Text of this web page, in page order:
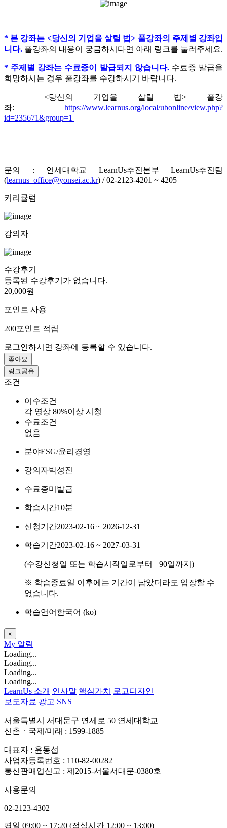
* 본 강좌는 <당신의 기업을 살릴 법> 풀강좌의 주제별 강좌입
니다. 풀강좌의 내용이 궁금하시다면 아래 링크를 눌러주세요.
* 주제별 강좌는 수료증이 발급되지 않습니다. 수료증 발급을
희망하시는 경우 풀강좌를 수강하시기 바랍니다.
<당신의 기업을 살릴 법> 풀강
좌:
https://www.learnus.org/local/ubonline/view.php?
id=235671&group=1
문의 : 연세대학교 LearnUs추진본부 LearnUs추진팀
(learnus_office@yonsei.ac.kr) / 02-2123-4201 ~ 4205
커리큘럼
강의자
수강후기
등록된 수강후기가 없습니다.
20,000원
포인트 사용
200포인트 적립
로그인하시면 강좌에 등록할 수 있습니다.
좋아요
링크공유
조건
이수조건
각 영상 80%이상 시청
수료조건
없음
분야ESG/윤리경영
강의자박성진
수료증미발급
학습시간10분
신청기간2023-02-16 ~ 2026-12-31
학습기간2023-02-16 ~ 2027-03-31
(수강신청일 또는 학습시작일로부터 +90일까지)
※ 학습종료일 이후에는 기간이 남았더라도 입장할 수
없습니다.
학습언어 한국어 ‎(ko)‎
×
My 알림
Loading...
Loading...
Loading...
Loading...
LearnUs 소개 인사말 핵심가치
로고디자인
보도자료 광고 SNS
서울특별시 서대문구 연세로 50 연세대학교
신촌ㆍ국제/미래 : 1599-1885
대표자 : 윤동섭
사업자등록번호 : 110-82-00282
통신판매업신고 : 제2015-서울서대문-0380호
사용문의
02-2123-4302
평일 09:00 ~ 17:20 (점심시간 12:00 ~ 13:00)